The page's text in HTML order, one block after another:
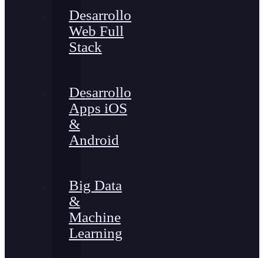
Desarrollo
Web Full
Stack
Desarrollo
Apps iOS
&
Android
Big Data
&
Machine
Learning